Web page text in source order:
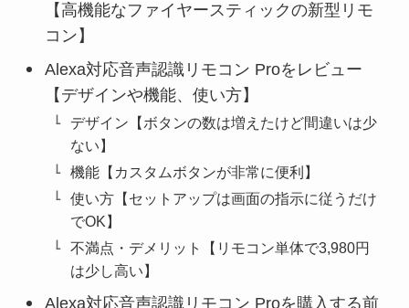
【高機能なファイヤースティックの新型リモ
コン】
Alexa対応音声認識リモコン Proをレビュー
【デザインや機能、使い方】
デザイン【ボタンの数は増えたけど間違いは少
ない】
機能【カスタムボタンが非常に便利】
使い方【セットアップは画面の指示に従うだけ
でOK】
不満点・デメリット【リモコン単体で3,980円
は少し高い】
Alexa対応音声認識リモコン Proを購入する前